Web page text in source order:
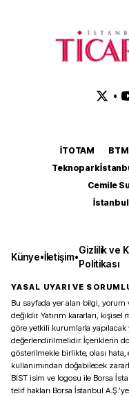
•
İTOTAM BTM
Teknopark
Cemile
Künye•İletişim•
Gizlilik ve
Politikası
YASAL UYARI VE
Bu sayfada yer alan bilgi, yorum
değildir. Yatırım kararları,
göre yetkili kurumlarla yapılacak
değerlendirilmelidir. İçeriklerin
gösterilmekle birlikte, olası
kullanımından doğabilecek
BIST isim ve logosu ile Borsa
telif hakları Borsa İstanbul